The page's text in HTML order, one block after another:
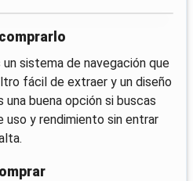
sistema de navegación que
fácil de extraer y un diseño
buena opción si buscas
y rendimiento sin entrar